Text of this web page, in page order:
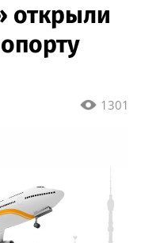
открыли
1301